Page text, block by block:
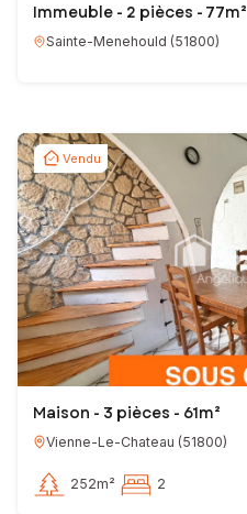
Immeuble - 2 pièces - 77m²
Sainte-Menehould (51800)
Vendu
Maison - 3 pièces - 61m²
Vienne-Le-Chateau (51800)
252m² 2